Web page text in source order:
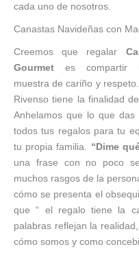
cada uno de nosotros.
Canastas Navideñas con
Creemosque regalar
Gourmet es compartir
muestrade cariño y
Rivenso tiene la finalidad
Anhelamos que lo que das
todos tus regalos para tu
tu propia familia. “Dime
una frase con no poco
muchos rasgos de la
cómo se presenta el
que “ el regalo tiene la
palabras reflejan la
cómo somos y como